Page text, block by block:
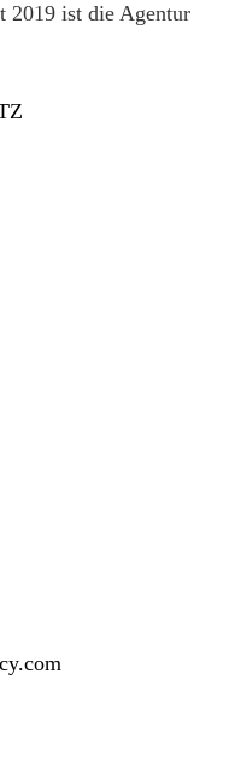
2019 ist die Agentur